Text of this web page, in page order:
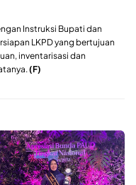
Instruksi Bupati dan
LKPD yang bertujuan
inventarisasi dan
(F)